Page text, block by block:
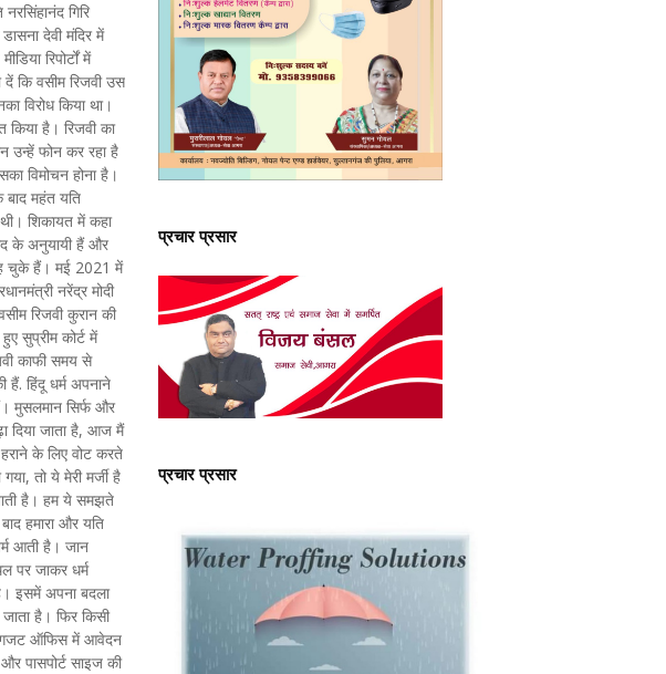
गिरि
देवी मंदिर में
रिपोर्टों में
दें कि वसीम रिजवी उस
विरोध किया था।
किया है। रिजवी का
उन्हें फोन कर रहा है
विमोचन होना है।
बाद महंत यति
शिकायत में कहा
के अनुयायी हैं और
चुके हैं। मई 2021 में
नरेंद्र मोदी
रिजवी कुरान की
सुप्रीम कोर्ट में
काफी समय से
हिंदू धर्म अपनाने
मुसलमान सिर्फ और
दिया जाता है, आज मैं
के लिए वोट करते
तो ये मेरी मर्जी है
है। हम ये समझते
हमारा और यति
आती है। जान
पर जाकर धर्म
इसमें अपना बदला
है। फिर किसी
गजट ऑफिस में आवेदन
पासपोर्ट साइज की
प्रचार प्रसार
प्रचार प्रसार